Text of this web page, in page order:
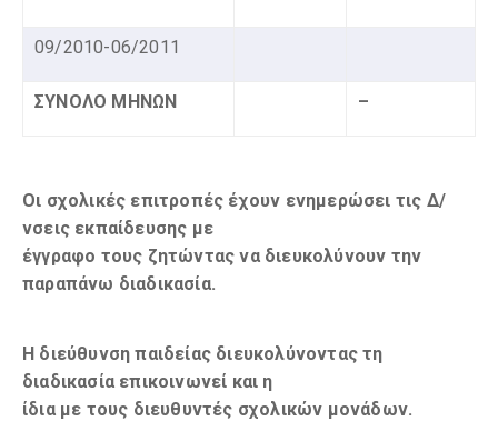
09/2010-06/2011
ΣΥΝΟΛΟ ΜΗΝΩΝ –
Οι σχολικές επιτροπές έχουν ενημερώσει τις Δ/
νσεις εκπαίδευσης με
έγγραφο τους ζητώντας να διευκολύνουν την
παραπάνω διαδικασία.
Η διεύθυνση παιδείας διευκολύνοντας τη
διαδικασία επικοινωνεί και η
ίδια με τους διευθυντές σχολικών μονάδων.